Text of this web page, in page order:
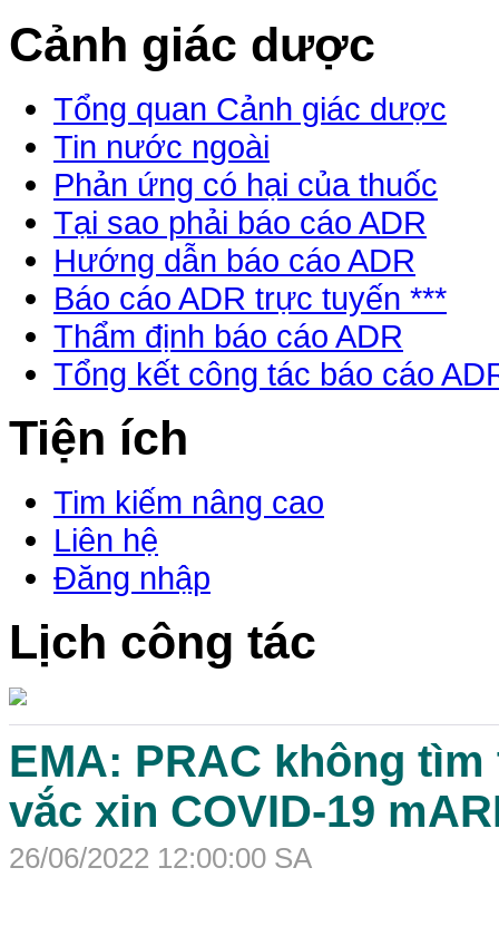
Cảnh giác dược
Tổng quan Cảnh giác dược
Tin nước ngoài
Phản ứng có hại của thuốc
Tại sao phải báo cáo ADR
Hướng dẫn báo cáo ADR
Báo cáo ADR trực tuyến ***
Thẩm định báo cáo ADR
Tổng kết công tác báo cáo
Tiện ích
Tim kiếm nâng cao
Liên hệ
Đăng nhập
Lịch công tác
EMA: PRAC không
vắc xin COVID-19
26/06/2022 12:00:00 SA